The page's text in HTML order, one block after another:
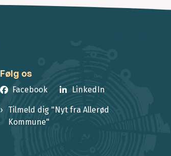
Følg os
Facebook LinkedIn
Tilmeld dig "Nyt fra Allerød
Kommune"